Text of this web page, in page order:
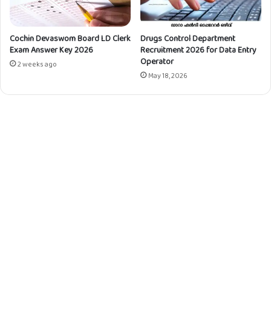
Cochin Devaswom Board LD Clerk
Exam Answer Key 2026
2 weeks ago
Drugs Control Department
Recruitment 2026 for Data Entry
Operator
May 18, 2026